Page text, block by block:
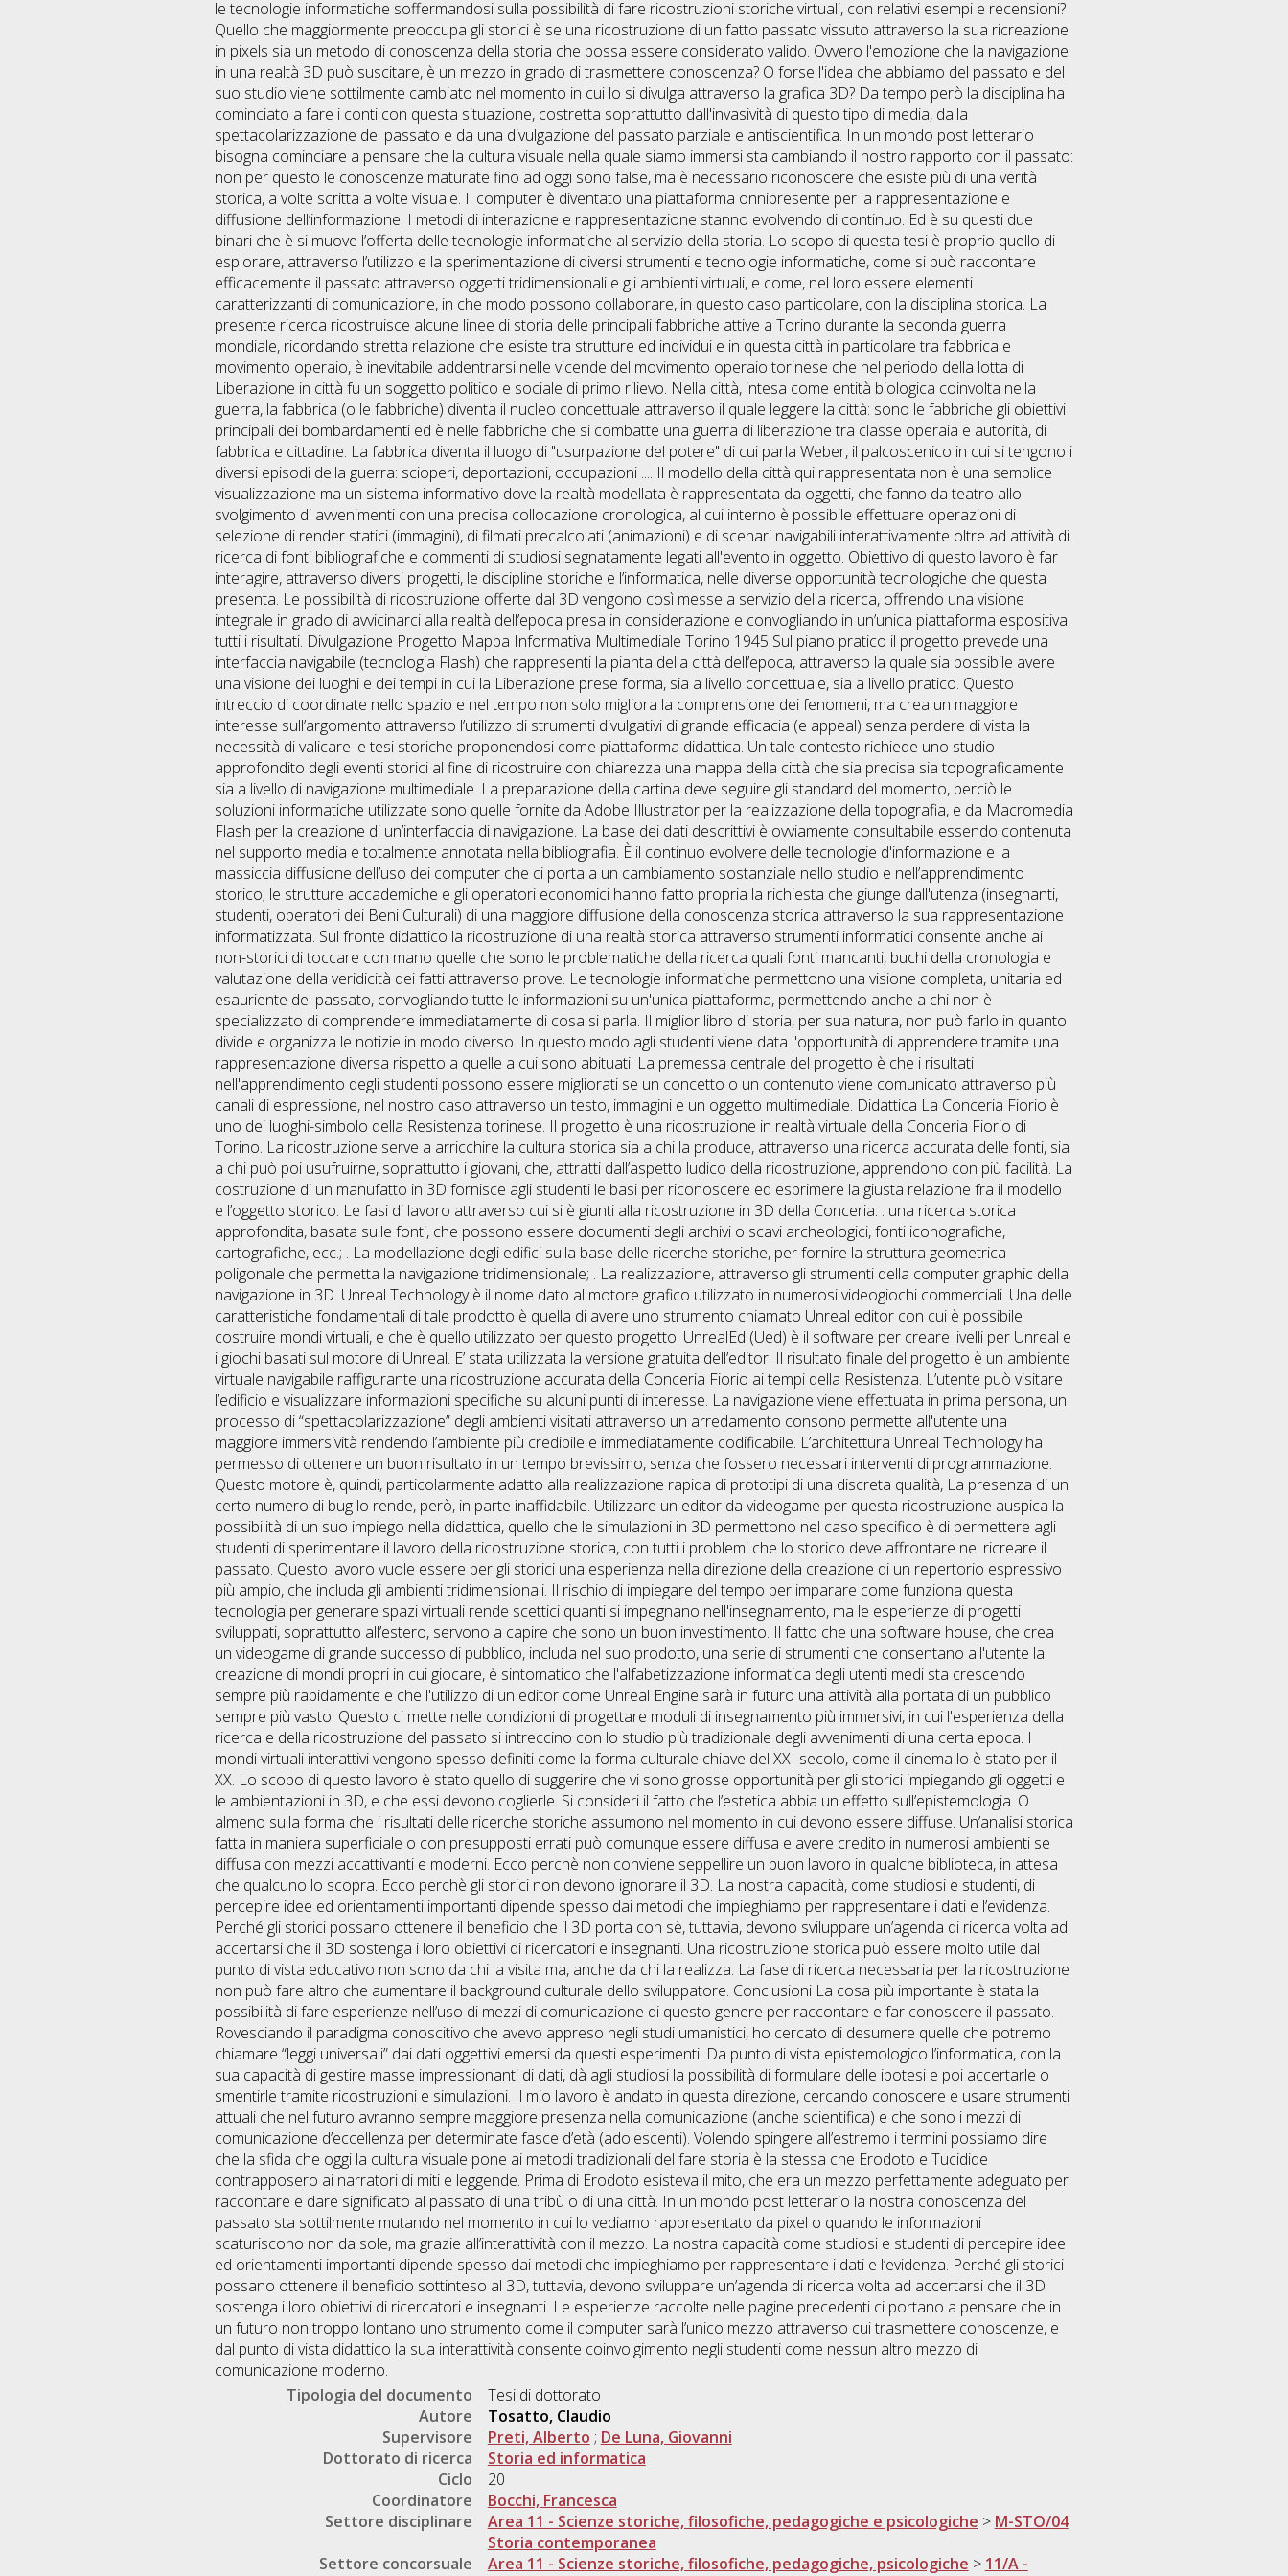
Tipologia del documento
Tesi di dottorato
Autore
Tosatto, Claudio
Supervisore
Preti, Alberto ; De Luna, Giovanni
Dottorato di ricerca
Storia ed informatica
Ciclo
20
Coordinatore
Bocchi, Francesca
Settore disciplinare
Area 11 - Scienze storiche, filosofiche, pedagogiche e psicologiche > M-STO/04
Storia contemporanea
Settore concorsuale
Area 11 - Scienze storiche, filosofiche, pedagogiche, psicologiche > 11/A -